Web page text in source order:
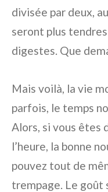
divisée par deux,
seront plus
digestes. Que
Mais voilà, la vie
parfois, le temps
Alors, si vous êtes
l’heure, la bonne
pouvez tout de
trempage. Le goût